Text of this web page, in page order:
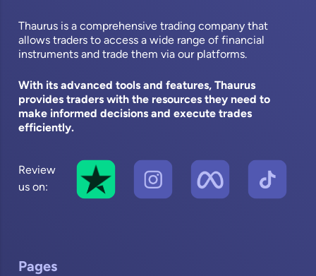
Thaurus is a comprehensive trading company that
allows traders to access a wide range of financial
instruments and trade them via our platforms.
With its advanced tools and features, Thaurus
provides traders with the resources they need to
make informed decisions and execute trades
efficiently.
Review
us on:
Pages